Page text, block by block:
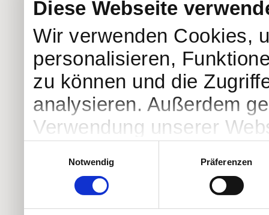
Diese Webseite
Wir verwenden Cookies,
personalisieren,
zu können und die
analysieren. Außerdem
Verwendung unserer
Partner führen diese
weiteren Daten
Notwendig
Präferenzen